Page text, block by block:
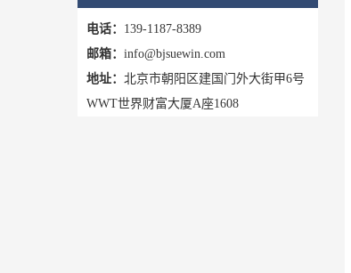
电话： 139-1187-8389
邮箱： info@bjsuewin.com
地址： 北京市朝阳区建国门外大街甲6号
WWT世界财富大厦A座1608